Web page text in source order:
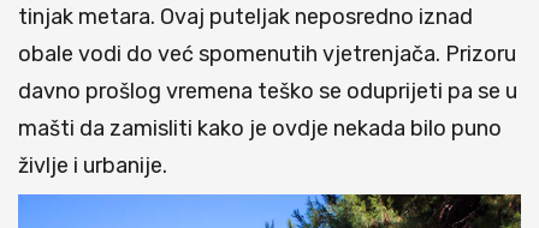
tinjak metara. Ovaj puteljak neposredno iznad
obale vodi do već spomenutih vjetrenjača. Prizoru
davno prošlog vremena teško se oduprijeti pa se u
mašti da zamisliti kako je ovdje nekada bilo puno
življe i urbanije.